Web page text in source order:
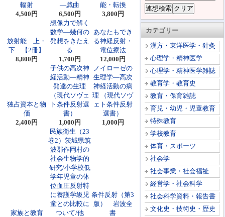
カテゴリー
漢方・東洋医学・針灸
心理学・精神医学
心理学・精神医学雑誌
教育学・教育史
教育・保育雑誌
育児・幼児・児童教育
特殊教育
学校教育
体育・スポーツ
社会学
社会事業・社会福祉
経営学・社会科学
社会科学資料・報告書
文化史・技術史・歴史
輻射
4,500円
―戯曲
6,500円
能・転換
3,800円
放射能 上・
下 【2冊】
8,800円
想像力で解く
数学―幾何の
発想をきたえ
る
1,700円
あなたもでき
る神経反射・
電位療法
12,000円
独占資本と物
価
2,400円
子供の高次神
経活動―精神
発達の生理
（現代ソヴェ
ト条件反射選
書）
1,000円
ノイローゼの
生理学―高次
神経活動の病
理 （現代ソヴ
ェト条件反射
選書）
1,000円
家族と教育
民族衛生（23
巻2）茨城県筑
波郡作岡村の
社会生物学的
研究/小学校低
学年児童の体
位血圧反射特
に養護学級児
童との比較に
ついて/他
条件反射（第3
版） 岩波全
書